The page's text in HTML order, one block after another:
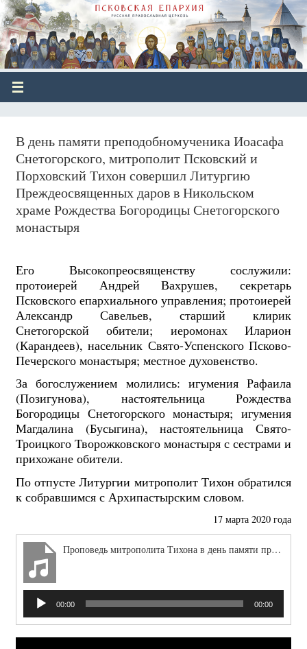
В день памяти преподобномученика Иоасафа
Снетогорского, митрополит Псковский и
Порховский Тихон совершил Литургию
Преждеосвященных даров в Никольском
храме Рождества Богородицы Снетогорского
монастыря
Его Высокопреосвященству сослужили:
протоиерей Андрей Вахрушев, секретарь
Псковского епархиального управления; протоиерей
Александр Савельев, старший клирик
Снетогорской обители; иеромонах Иларион
(Карандеев), насельник Свято-Успенского Псково-
Печерского монастыря; местное духовенство.
За богослужением молились: игумения Рафаила
(Позигунова), настоятельница Рождества
Богородицы Снетогорского монастыря; игумения
Магдалина (Бусыгина), настоятельница Свято-
Троицкого Творожковского монастыря с сестрами и
прихожане обители.
По отпусте Литургии митрополит Тихон обратился
к собравшимся с Архипастырским словом.
17 марта 2020 года
Проповедь митрополита Тихона в день памяти прпмч. Иоасафа Снетогорского
Аудиоплеер
00:00 00:00